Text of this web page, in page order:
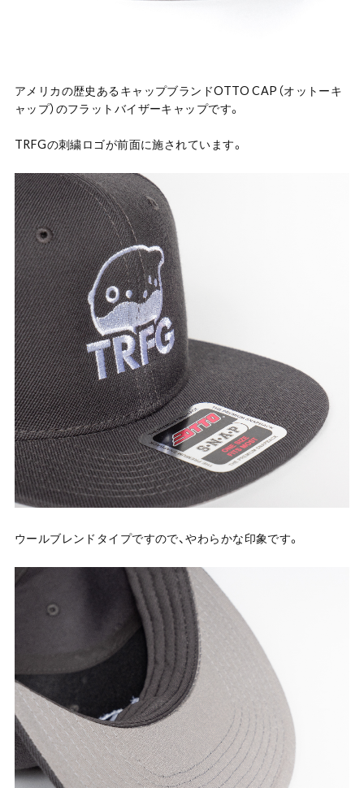
アメリカの歴史あるキャップブランドOTTO CAP（オットーキ
ャップ）のフラットバイザーキャップです。
TRFGの刺繍ロゴが前面に施されています。
ウールブレンドタイプですので、やわらかな印象です。